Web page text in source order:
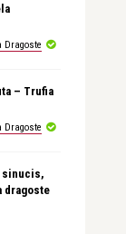
Dragoste
– Trufia
Dragoste
sinucis,
dragoste